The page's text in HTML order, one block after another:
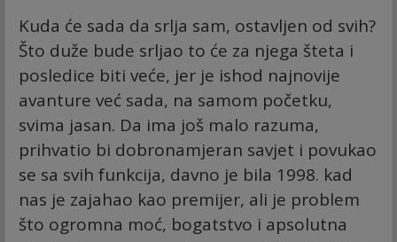
Kuda će sada da srlja sam, ostavljen od svih?
Što duže bude srljao to će za njega šteta i
posledice biti veće, jer je ishod najnovije
avanture već sada, na samom početku,
svima jasan. Da ima još malo razuma,
prihvatio bi dobronamjeran savjet i povukao
se sa svih funkcija, davno je bila 1998. kad
nas je zajahao kao premijer, ali je problem
što ogromna moć, bogatstvo i apsolutna